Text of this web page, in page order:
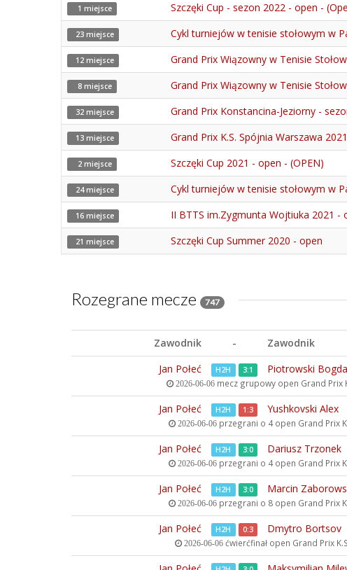
1 miejsce Szczęki Cup - sezon 2022 - open -
23 miejsce Cykl turniejów w tenisie stołowym w
12 miejsce Grand Prix Wiązowny w Tenisie
8 miejsce Grand Prix Wiązowny w Tenisie
32 miejsce Grand Prix Konstancina-Jeziorny -
13 miejsce Grand Prix K.S. Spójnia Warszawa
2 miejsce Szczęki Cup 2021 - open - (OPEN)
24 miejsce Cykl turniejów w tenisie stołowym w
16 miejsce II BTTS im.Zygmunta Wojtiuka 2021 -
21 miejsce Szczęki Cup Summer 2020 - open
Rozegrane mecze 747
Zawodnik -
Zawodnik
Jan Połeć
H2H 3:1 Piotrowski
2026-06-06mecz grupowy open Grand Prix
Jan Połeć H2H 1:3 Yushkovski Alex
2026-06-06 przegrani o 4 open Grand Prix
Jan Połeć H2H 3:0 Dariusz Trzonek
2026-06-06 przegrani o 4 open Grand Prix
Jan Połeć H2H 3:0 Marcin
2026-06-06 przegrani o 8 open Grand Prix
Jan Połeć H2H 0:3 Dmytro Bortsov
2026-06-06ćwierćfinał open Grand Prix